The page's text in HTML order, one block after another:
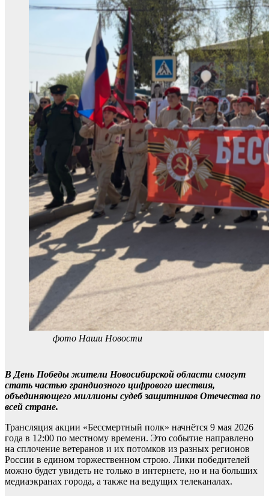
фото Наши Новости
В День Победы жители Новосибирской области смогут
стать частью грандиозного цифрового шествия,
объединяющего миллионы судеб защитников Отечества по
всей стране.
Трансляция акции «Бессмертный полк» начнётся 9 мая 2026
года в 12:00 по местному времени. Это событие направлено
на сплочение ветеранов и их потомков из разных регионов
России в едином торжественном строю. Лики победителей
можно будет увидеть не только в интернете, но и на больших
медиаэкранах города, а также на ведущих телеканалах.